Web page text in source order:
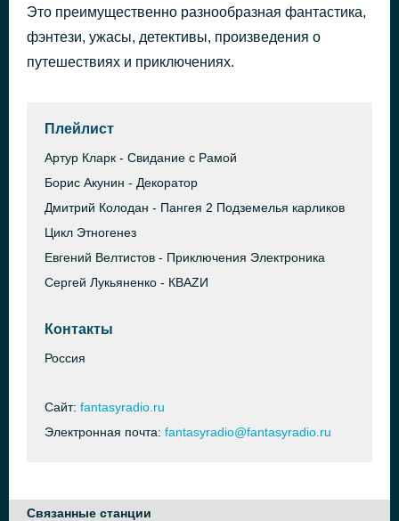
Это преимущественно разнообразная фантастика,
фэнтези, ужасы, детективы, произведения о
путешествиях и приключениях.
Плейлист
Артур Кларк - Свидание с Рамой
Борис Акунин - Декоратор
Дмитрий Колодан - Пангея 2 Подземелья карликов
Цикл Этногенез
Евгений Велтистов - Приключения Электроника
Сергей Лукьяненко - КВАZИ
Контакты
Россия
Сайт: fantasyradio.ru
Электронная почта: fantasyradio@fantasyradio.ru
Связанные станции